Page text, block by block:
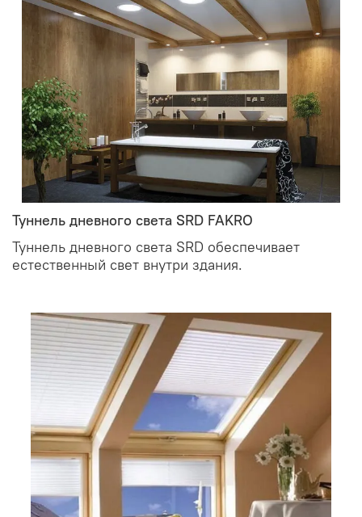
Туннель дневного света SRD FAKRO
Туннель дневного света SRD обеспечивает
естественный свет внутри здания.